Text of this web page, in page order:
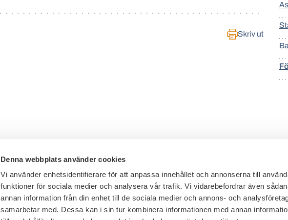
Denna webbplats använder cookies
Vi använder enhetsidentifierare för att anpassa innehållet och annonserna till
funktioner för sociala medier och analysera vår trafik. Vi vidarebefordrar även
annan information från din enhet till de sociala medier och annons- och
samarbetar med. Dessa kan i sin tur kombinera informationen med annan
Skriv ut
Telefon växel: 08 - 453 44 00
E-post:info@financesweden.se